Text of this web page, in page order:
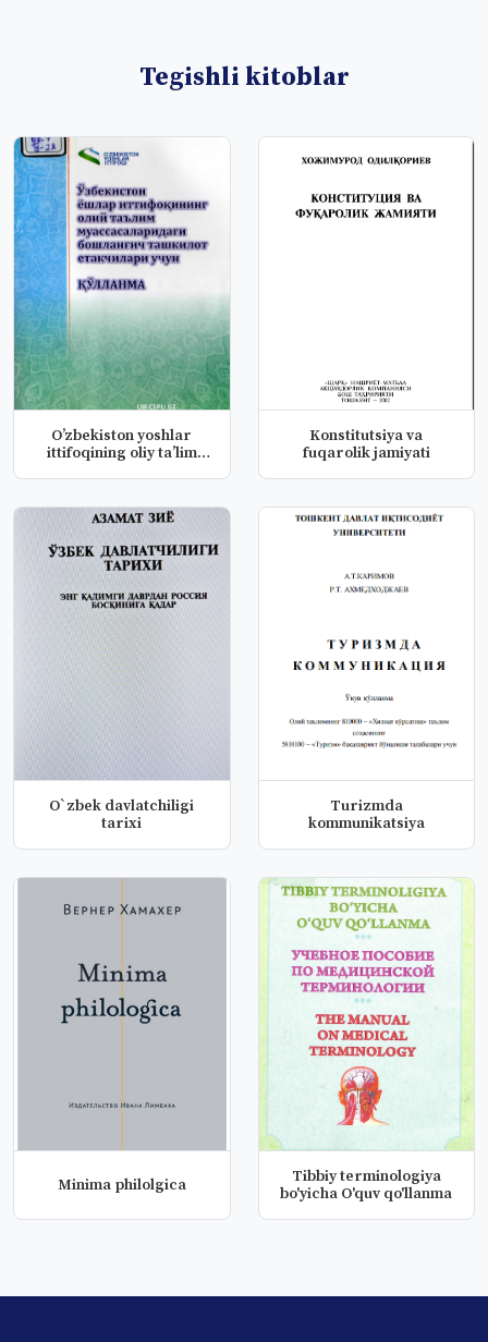
Tegishli kitoblar
Oʼzbekiston yoshlar
ittifoqining oliy taʼlim
Konstitutsiya va
fuqarolik jamiyati
O`zbek davlatchiligi
tarixi
Turizmda
kommunikatsiya
Minima philolgica
Tibbiy terminologiya
bo'yicha O'quv qo'llanma